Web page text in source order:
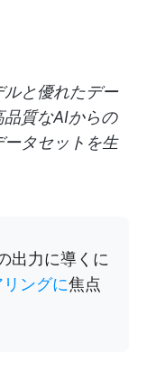
と優れたデー
質なAIからの
タセットを生
出力に導くに
ングに焦点